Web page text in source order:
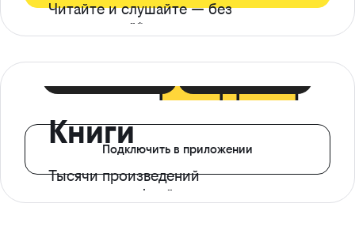
Читайте и слушайте — без
ограничений*
Книги
Тысячи произведений
с доступом офлайн
Подключить в приложении